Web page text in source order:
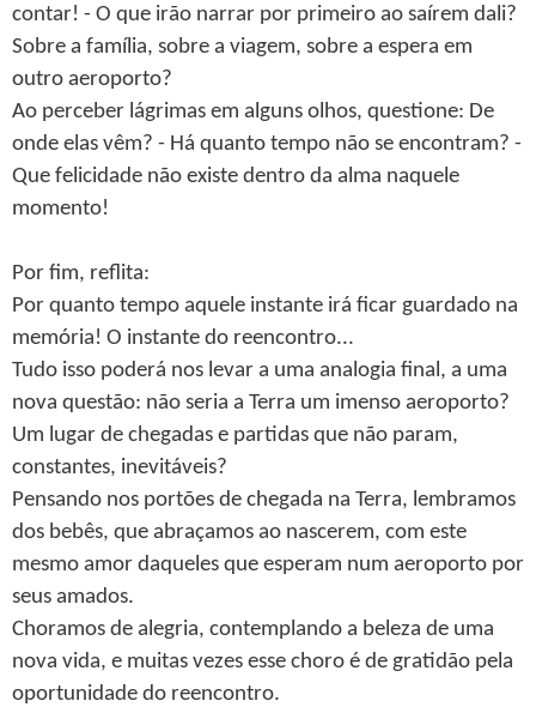
contar! - O que irão narrar por primeiro ao saírem dali?
Sobre a família, sobre a viagem, sobre a espera em
outro aeroporto?
Ao perceber lágrimas em alguns olhos, questione: De
onde elas vêm? - Há quanto tempo não se encontram? -
Que felicidade não existe dentro da alma naquele
momento!
Por fim, reflita:
Por quanto tempo aquele instante irá ficar guardado na
memória! O instante do reencontro...
Tudo isso poderá nos levar a uma analogia final, a uma
nova questão: não seria a Terra um imenso aeroporto?
Um lugar de chegadas e partidas que não param,
constantes, inevitáveis?
Pensando nos portões de chegada na Terra, lembramos
dos bebês, que abraçamos ao nascerem, com este
mesmo amor daqueles que esperam num aeroporto por
seus amados.
Choramos de alegria, contemplando a beleza de uma
nova vida, e muitas vezes esse choro é de gratidão pela
oportunidade do reencontro.